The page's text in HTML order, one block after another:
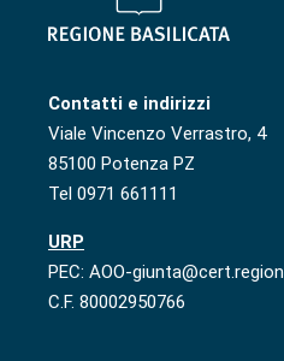
Contatti e indirizzi
Viale Vincenzo Verrastro, 4
85100 Potenza PZ
Tel 0971 661111
URP
PEC: AOO-
C.F. 80002950766